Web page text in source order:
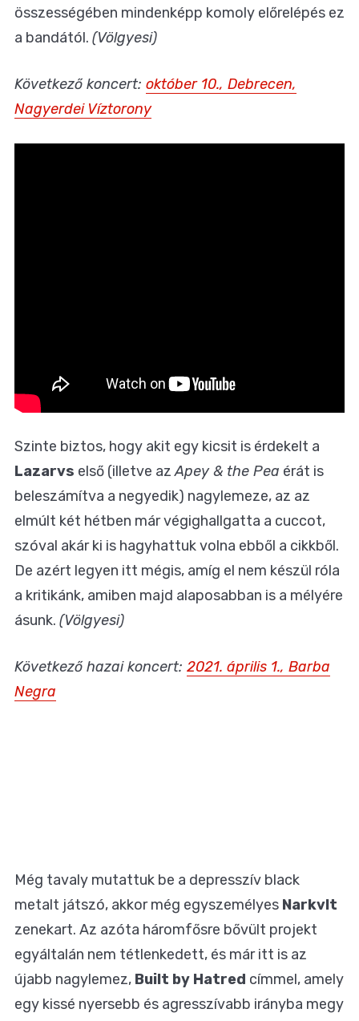
összességében mindenképp komoly előrelépés ez
a bandától. (Völgyesi)
Következő koncert: október 10., Debrecen,
Nagyerdei Víztorony
Szinte biztos, hogy akit egy kicsit is érdekelt a
Lazarvs első (illetve azApey & the Pea érát is
beleszámítva a negyedik) nagylemeze, az az
elmúlt két hétben már végighallgatta a cuccot,
szóval akár ki is hagyhattuk volna ebből a cikkből.
De azért legyen itt mégis, amíg el nem készül róla
a kritikánk, amiben majd alaposabban is a mélyére
ásunk. (Völgyesi)
Következő hazai koncert: 2021. április 1., Barba
Negra
Még tavaly mutattuk be a depresszív black
metalt játszó, akkor még egyszemélyes Narkvlt
zenekart. Az azóta háromfősre bővült projekt
egyáltalán nem tétlenkedett, és már itt is az
újabb nagylemez, Built by Hatred címmel, amely
egy kissé nyersebb és agresszívabb irányba megy